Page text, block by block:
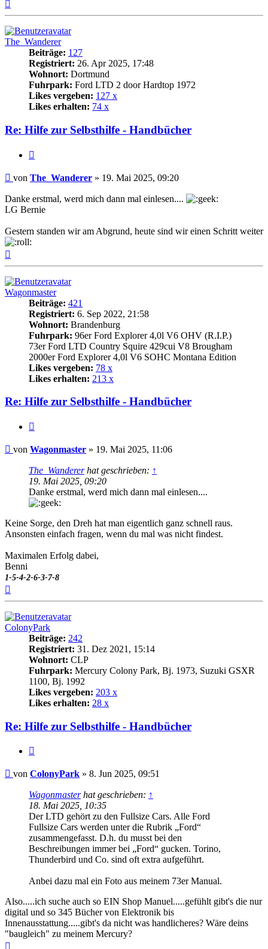
The_Wanderer
Beiträge: 127
Registriert: 26. Apr 2025, 17:48
Wohnort: Dortmund
Fuhrpark: Ford LTD 2 door Hardtop 1972
Likes vergeben: 127 x
Likes erhalten: 74 x
Re: Hilfe zur Selbsthilfe - Handbücher
Beitrag
von The_Wanderer » 19. Mai 2025, 09:20
Danke erstmal, werd mich dann mal einlesen....
LG Bernie
Gestern standen wir am Abgrund, heute sind wir einen Schritt weiter
Wagonmaster
Beiträge: 421
Registriert: 6. Sep 2022, 21:58
Wohnort: Brandenburg
Fuhrpark: 96er Ford Explorer 4,0l V6 OHV (R.I.P.)
73er Ford LTD Country Squire 429cui V8 Brougham
2000er Ford Explorer 4,0l V6 SOHC Montana Edition
Likes vergeben: 78 x
Likes erhalten: 213 x
Re: Hilfe zur Selbsthilfe - Handbücher
Beitrag
von Wagonmaster » 19. Mai 2025, 11:06
The_Wandererhat geschrieben: ↑
19. Mai 2025, 09:20
Danke erstmal, werd mich dann mal einlesen....
Keine Sorge, den Dreh hat man eigentlich ganz schnell raus.
Ansonsten einfach fragen, wenn du mal was nicht findest.
Maximalen Erfolg dabei,
Benni
1-5-4-2-6-3-7-8
ColonyPark
Beiträge: 242
Registriert: 31. Dez 2021, 15:14
Wohnort: CLP
Fuhrpark: Mercury Colony Park, Bj. 1973, Suzuki GSXR
1100, Bj. 1992
Likes vergeben: 203 x
Likes erhalten: 28 x
Re: Hilfe zur Selbsthilfe - Handbücher
Beitrag
von ColonyPark » 8. Jun 2025, 09:51
Wagonmasterhat geschrieben: ↑
18. Mai 2025, 10:35
Der LTD gehört zu den Fullsize Cars. Alle Ford
Fullsize Cars werden unter die Rubrik „Ford“
zusammengefasst. D.h. du musst bei den
Beschreibungen immer bei „Ford“ gucken. Torino,
Thunderbird und Co. sind oft extra aufgeführt.
Anbei dazu mal ein Foto aus meinem 73er Manual.
Also.....ich suche auch so EIN Shop Manuel.....gefühlt gibt's die nur
digital und so 345 Bücher von Elektronik bis
Innenausstattung.....gibt's da nicht was handlicheres? Wäre deins
"baugleich" zu meinem Mercury?